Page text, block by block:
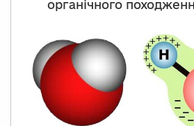
органічного